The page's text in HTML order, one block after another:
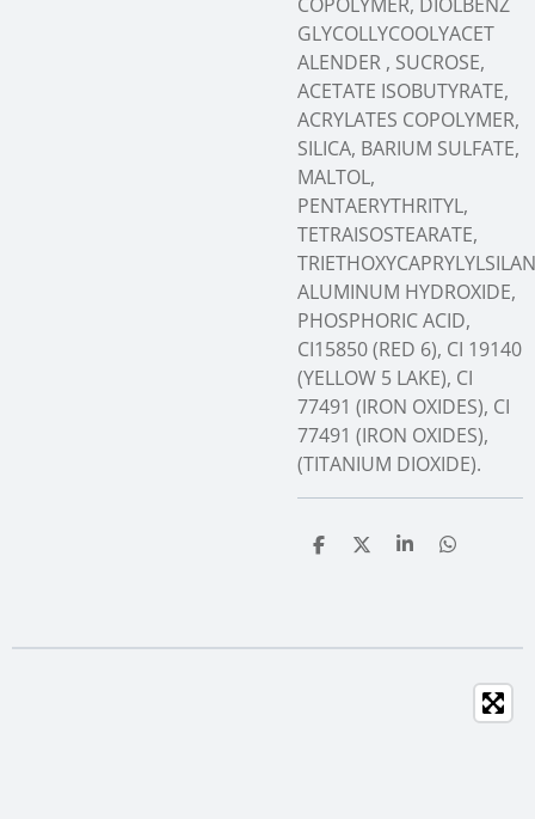
GLYCOLLYCOOLYACET
ALENDER , SUCROSE,
ACETATE ISOBUTYRATE,
ACRYLATES COPOLYMER,
SILICA, BARIUM SULFATE,
MALTOL,
PENTAERYTHRITYL,
TETRAISOSTEARATE,
ALUMINUM HYDROXIDE,
PHOSPHORIC ACID,
CI15850 (RED 6), CI 19140
(YELLOW 5 LAKE), CI
77491 (IRON OXIDES), CI
77491 (IRON OXIDES),
(TITANIUM DIOXIDE).
T
n
T
n
T
n
T
n